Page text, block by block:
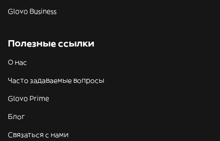
Glovo Business
Полезные ссылки
О нас
Часто задаваемые вопросы
Glovo Prime
Блог
Связаться с нами